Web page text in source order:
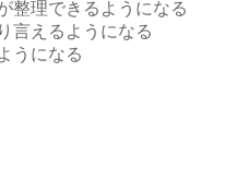
整理できるようになる
言えるようになる
うになる